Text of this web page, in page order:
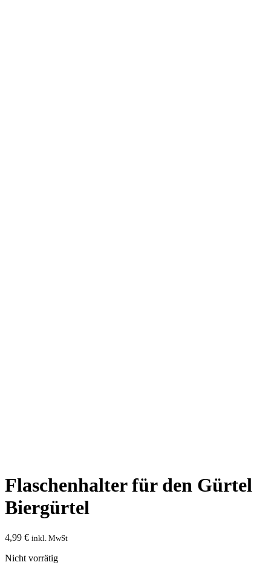
Flaschenhalter für den Gürtel
Biergürtel
4,99 € inkl. MwSt
Nicht vorrätig